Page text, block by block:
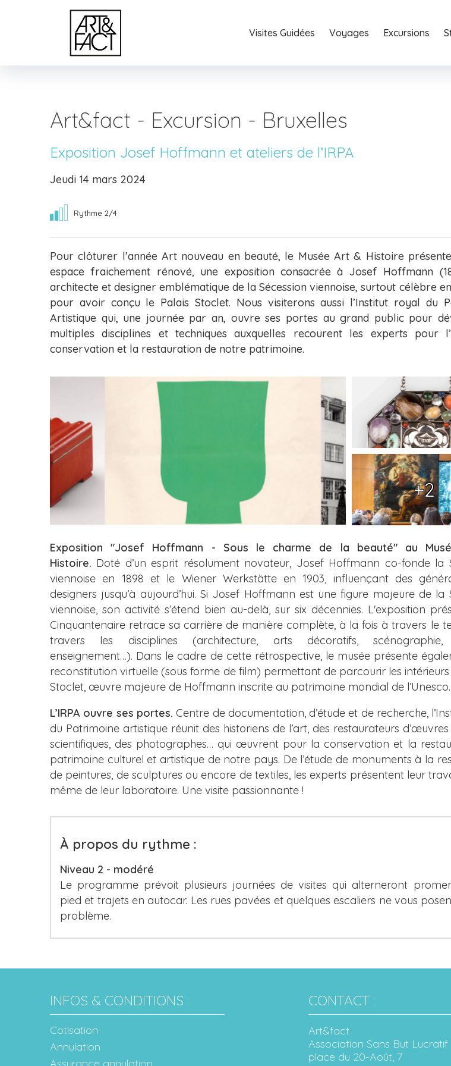
Visites Guidées Voyages Excursions
Art&fact - Excursion - Bruxelles
Exposition Josef Hoffmann et ateliers de l’IRPA
Jeudi 14 mars 2024
Rythme 2/4
Pour clôturer l’année Art nouveau en beauté, le Musée Art & Histoire
espace fraichement rénové, une exposition consacrée à Josef Hoffmann
architecte et designer emblématique de la Sécession viennoise, surtout célèbre
pour avoir conçu le Palais Stoclet. Nous visiterons aussi l’Institut royal du
Artistique qui, une journée par an, ouvre ses portes au grand public pour
multiples disciplines et techniques auxquelles recourent les experts pour
conservation et la restauration de notre patrimoine.
+2
Exposition "Josef Hoffmann - Sous le charme de la beauté" au
Histoire. Doté d’un esprit résolument novateur, Josef Hoffmann co-fonde la
viennoise en 1898 et le Wiener Werkstätte en 1903, influençant des
designers jusqu’à aujourd’hui. Si Josef Hoffmann est une figure majeure de la
viennoise, son activité s’étend bien au-delà, sur six décennies. L'exposition
Cinquantenaire retrace sa carrière de manière complète, à la fois à travers le
travers les disciplines (architecture, arts décoratifs, scénographie,
enseignement…). Dans le cadre de cette rétrospective, le musée présente
reconstitution virtuelle (sous forme de film) permettant de parcourir les
Stoclet, œuvre majeure de Hoffmann inscrite au patrimoine mondial de l’Unesco.
L’IRPA ouvre ses portes. Centre de documentation, d’étude et de recherche,
du Patrimoine artistique réunit des historiens de l’art, des restaurateurs d’œuvres
scientifiques, des photographes… qui œuvrent pour la conservation et la
patrimoine culturel et artistique de notre pays. De l’étude de monuments à la
de peintures, de sculptures ou encore de textiles, les experts présentent leur
même de leur laboratoire. Une visite passionnante !
À propos du rythme :
Niveau 2 - modéré
Le programme prévoit plusieurs journées de visites qui alterneront
pied et trajets en autocar. Les rues pavées et quelques escaliers ne vous
problème.
INFOS & CONDITIONS :
Cotisation
Annulation
Assurance annulation
CONTACT :
Art&fact
Association Sans But Lucratif
place du 20-Août, 7